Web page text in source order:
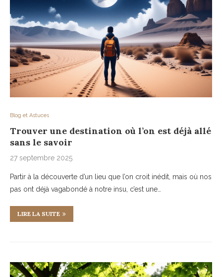
Blog et Astuces
Trouver une destination où l’on est déjà allé
sans le savoir
27 septembre 2025
Partir à la découverte d’un lieu que l’on croit inédit, mais où nos
pas ont déjà vagabondé à notre insu, c’est une…
LIRE LA SUITE